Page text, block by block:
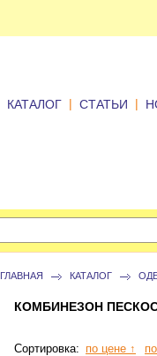
КАТАЛОГ | СТАТЬИ |
ГЛАВНАЯ КАТАЛОГ
КОМБИНЕЗОН
Сортировка: по цене ↑